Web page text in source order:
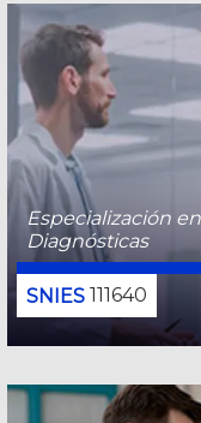
Especialización
Diagnósticas
111640